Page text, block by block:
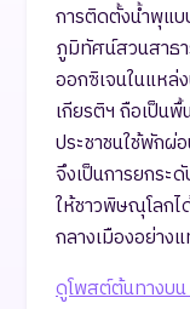
การติดตั้งน้ำพุแ
ภูมิทัศน์สวนสาธ
ออกซิเจนในแหล่
เกียรติฯ ถือเป็น
ประชาชนใช้พักผ่
จึงเป็นการยกร
ให้ชาวพิษณุโลก
กลางเมืองอย่าง
ดูโพสต์ต้นทางบ